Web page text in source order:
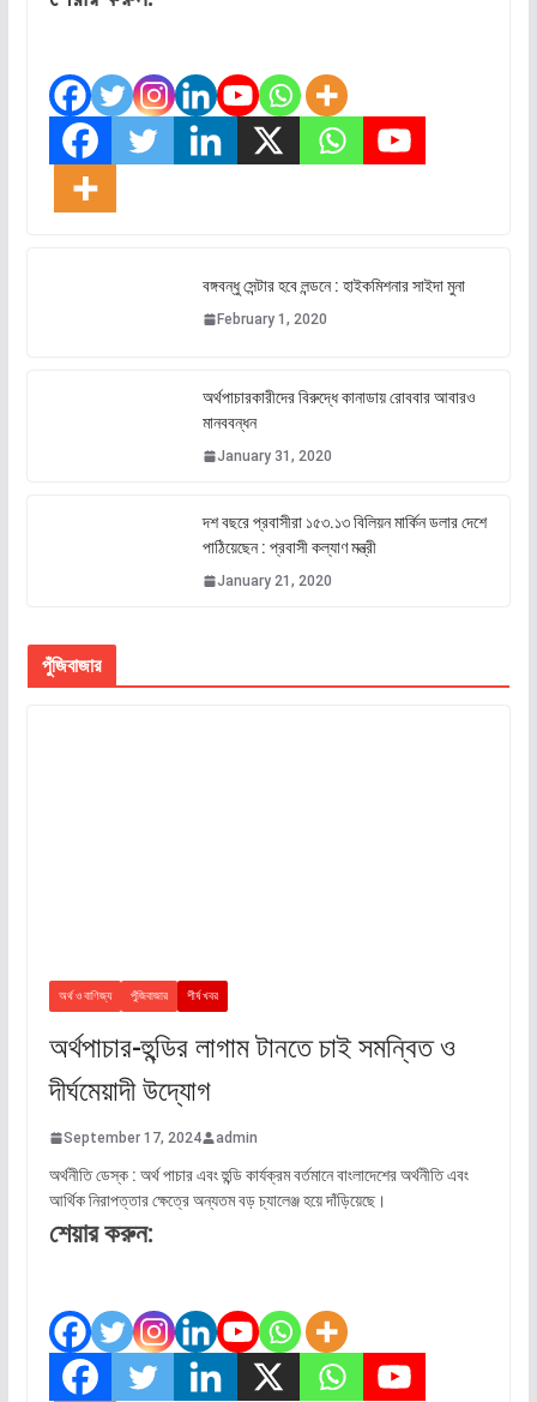
বঙ্গবন্ধু সেন্টার হবে লন্ডনে : হাইকমিশনার সাইদা মুনা
February 1, 2020
অর্থপাচারকারীদের বিরুদ্ধে কানাডায় রোববার আবারও
মানববন্ধন
January 31, 2020
দশ বছরে প্রবাসীরা ১৫৩.১৩ বিলিয়ন মার্কিন ডলার দেশে
পাঠিয়েছেন : প্রবাসী কল্যাণ মন্ত্রী
January 21, 2020
পুঁজিবাজার
অর্থ ও বাণিজ্য পুঁজিবাজার শীর্ষ খবর
অর্থপাচার-হুন্ডির লাগাম টানতে চাই সমন্বিত ও
দীর্ঘমেয়াদী উদ্যোগ
September 17, 2024 admin
অর্থনীতি ডেস্ক : অর্থ পাচার এবং হুন্ডি কার্যক্রম বর্তমানে বাংলাদেশের অর্থনীতি এবং
আর্থিক নিরাপত্তার ক্ষেত্রে অন্যতম বড় চ্যালেঞ্জ হয়ে দাঁড়িয়েছে।
শেয়ার করুন: